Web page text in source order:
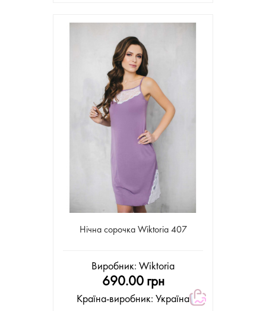
Нічна сорочка Wiktoria 407
Виробник: Wiktoria
690.00 грн
Країна-виробник: Україна